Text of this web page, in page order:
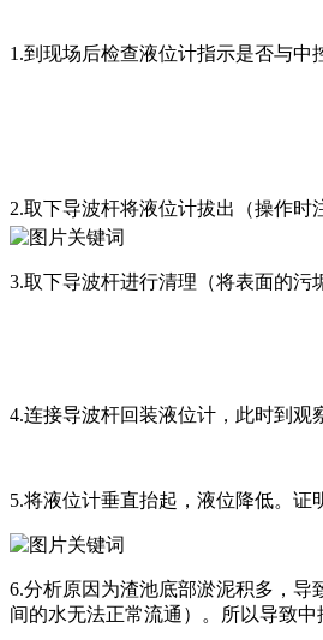
1.到现场后检查液位计指示是否与中
2.取下导波杆将液位计拔出（操作时
3.取下导波杆进行清理（将表面的污
4.连接导波杆回装液位计，此时到观
5.将液位计垂直抬起，液位降低。证
6.分析原因为渣池底部淤泥积多，
间的水无法正常流通）。所以导致